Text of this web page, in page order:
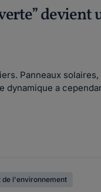
devient
Panneaux
a
de l'environnement